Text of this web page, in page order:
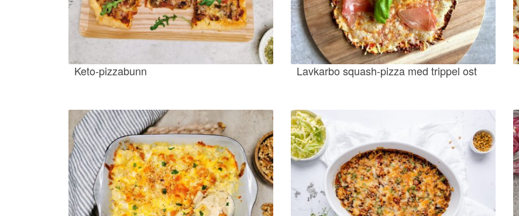
Keto-pizzabunn Lavkarbo squash-pizza med trippel ost